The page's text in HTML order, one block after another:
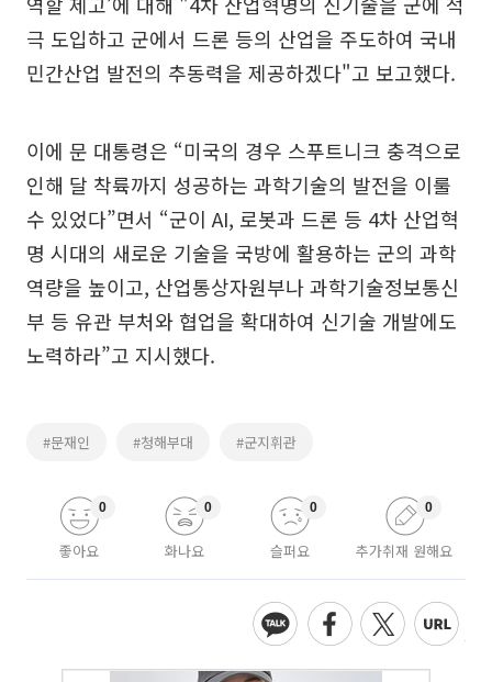
극 도입하고 군에서 드론 등의 산업을 주도하여 국내
민간산업 발전의 추동력을 제공하겠다"고 보고했다.
이에 문 대통령은 “미국의 경우 스푸트니크 충격으로
인해 달 착륙까지 성공하는 과학기술의 발전을 이룰
수 있었다”면서 “군이 AI, 로봇과 드론 등 4차 산업혁
명 시대의 새로운 기술을 국방에 활용하는 군의 과학
역량을 높이고, 산업통상자원부나 과학기술정보통신
부 등 유관 부처와 협업을 확대하여 신기술 개발에도
노력하라”고 지시했다.
#문재인 #청해부대 #군지휘관
좋아요
0
화나요
0
슬퍼요
0
추가취재 원해요
0